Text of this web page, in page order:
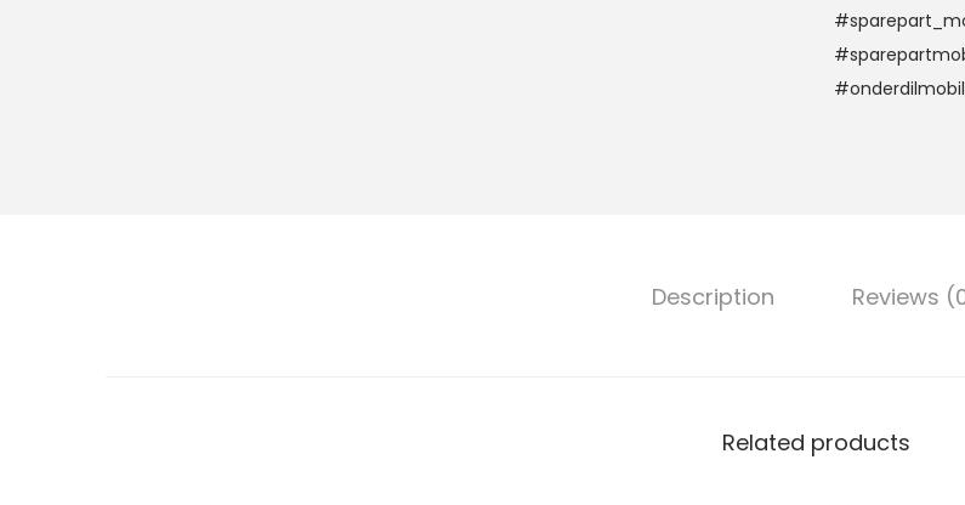
Description Reviews
Related products